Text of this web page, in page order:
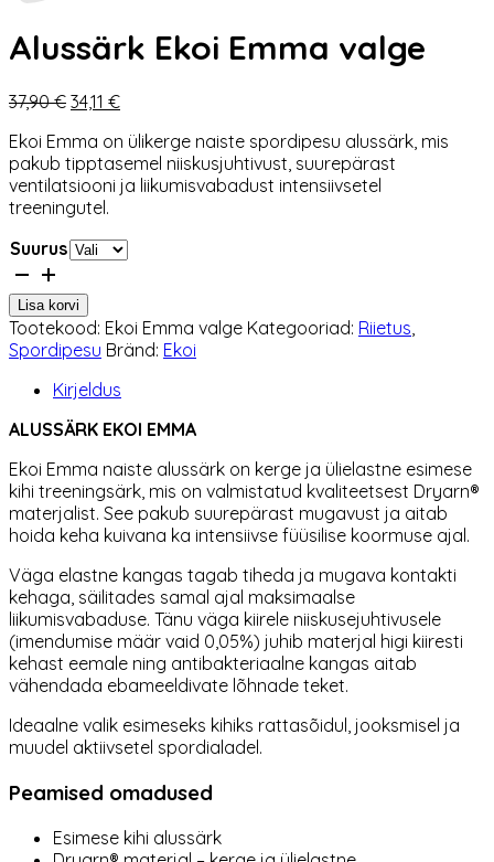
Alussärk Ekoi Emma valge
37,90€ Algne
oli:
37,90 €.
34,11 €Praegune
on:
34,11 €.
Ekoi Emma on ülikerge naiste spordipesu alussärk, mis
pakub tipptasemel niiskusjuhtivust, suurepärast
ventilatsiooni ja liikumisvabadust intensiivsetel
treeningutel.
Suurus
Alussärk
Ekoi
Emma
valge
kogus
Lisa korvi
Tootekood: Ekoi Emma valge Kategooriad: Riietus,
Spordipesu Bränd: Ekoi
Kirjeldus
ALUSSÄRK EKOI EMMA
Ekoi Emma naiste alussärk on kerge ja ülielastne esimese
kihi treeningsärk, mis on valmistatud kvaliteetsest Dryarn®
materjalist. See pakub suurepärast mugavust ja aitab
hoida keha kuivana ka intensiivse füüsilise koormuse ajal.
Väga elastne kangas tagab tiheda ja mugava kontakti
kehaga, säilitades samal ajal maksimaalse
liikumisvabaduse. Tänu väga kiirele niiskusejuhtivusele
(imendumise määr vaid 0,05%) juhib materjal higi kiiresti
kehast eemale ning antibakteriaalne kangas aitab
vähendada ebameeldivate lõhnade teket.
Ideaalne valik esimeseks kihiks rattasõidul, jooksmisel ja
muudel aktiivsetel spordialadel.
Peamised omadused
Esimese kihi alussärk